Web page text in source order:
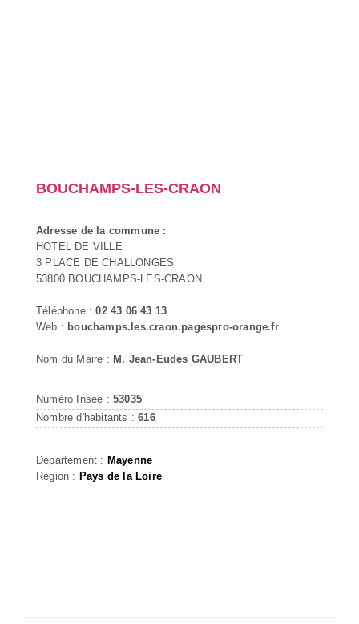
BOUCHAMPS-LES-CRAON
Adresse de la commune :
HOTEL DE VILLE
3 PLACE DE CHALLONGES
53800 BOUCHAMPS-LES-CRAON
Téléphone :02 43 06 43 13
Web : bouchamps.les.craon.pagespro-orange.fr
Nom du Maire : M. Jean-Eudes GAUBERT
Numéro Insee : 53035
Nombre d'habitants :616
Département : Mayenne
Région : Pays de la Loire